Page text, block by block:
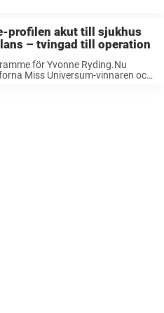
profilen akut till sjukhus
– tvingad till operation
för Yvonne Ryding.Nu
Miss Universum-vinnaren och